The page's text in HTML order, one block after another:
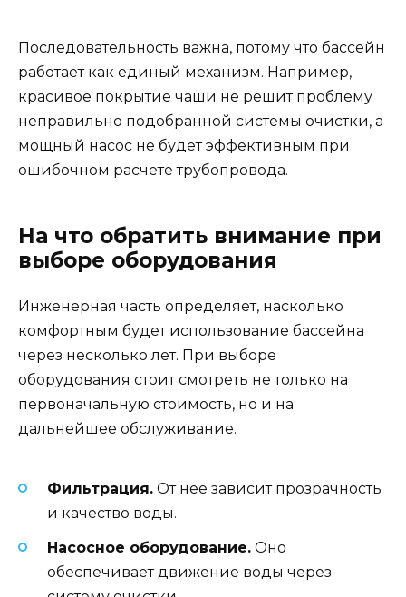
Последовательность важна, потому что бассейн
работает как единый механизм. Например,
красивое покрытие чаши не решит проблему
неправильно подобранной системы очистки, а
мощный насос не будет эффективным при
ошибочном расчете трубопровода.
На что обратить внимание при
выборе оборудования
Инженерная часть определяет, насколько
комфортным будет использование бассейна
через несколько лет. При выборе
оборудования стоит смотреть не только на
первоначальную стоимость, но и на
дальнейшее обслуживание.
Фильтрация. От нее зависит прозрачность
и качество воды.
Насосное оборудование. Оно
обеспечивает движение воды через